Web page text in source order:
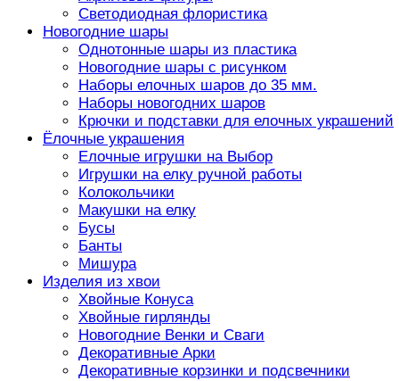
Светодиодная флористика
Новогодние шары
Однотонные шары из пластика
Новогодние шары с рисунком
Наборы елочных шаров до 35 мм.
Наборы новогодних шаров
Крючки и подставки для елочных украшений
Ёлочные украшения
Елочные игрушки на Выбор
Игрушки на елку ручной работы
Колокольчики
Макушки на елку
Бусы
Банты
Мишура
Изделия из хвои
Хвойные Конуса
Хвойные гирлянды
Новогодние Венки и Сваги
Декоративные Арки
Декоративные корзинки и подсвечники